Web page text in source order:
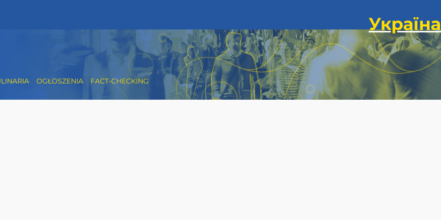
OGŁOSZENIA FACT-CHECKING